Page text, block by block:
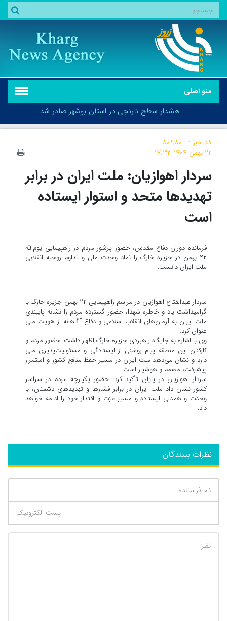
منو اصلی
هشدار سطح نارنجی در استان بوشهر صادر شد
هشدار سطح نارنجی در استان بوشهر صادر شد
کد خبر :
۸۰,۹۸۰
۲۲ بهمن ۱۴۰۴
۱۷:۳۳
سردار اهوازیان: ملت ایران در برابر
تهدیدها متحد و استوار ایستاده
است
فرمانده دوران دفاع مقدس، حضور پرشور مردم در راهپیمایی یوم‌الله
۲۲ بهمن در جزیره خارگ را نماد وحدت ملی و تداوم روحیه انقلابی
ملت ایران دانست.
سردار عبدالفتاح اهوازیان در مراسم راهپیمایی ۲۲ بهمن جزیره خارگ با
گرامیداشت یاد و خاطره شهدا، حضور گسترده مردم را نشانه پایبندی
ملت ایران به آرمان‌های انقلاب اسلامی و دفاع آگاهانه از هویت ملی
عنوان کرد.
وی با اشاره به جایگاه راهبردی جزیره خارگ اظهار داشت: حضور مردم و
کارکنان این منطقه پیام روشنی از ایستادگی و مسئولیت‌پذیری ملی
دارد و نشان می‌دهد ملت ایران در مسیر حفظ منافع کشور و استمرار
پیشرفت، مصمم و هوشیار است.
سردار اهوازیان در پایان تأکید کرد: حضور یکپارچه مردم در سراسر
کشور نشان داد ملت ایران در برابر فشارها و تهدیدهای دشمنان، با
وحدت و همدلی ایستاده و مسیر عزت و اقتدار خود را ادامه خواهد
داد.
نظرات بینندگان